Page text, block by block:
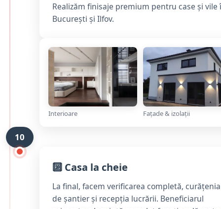
Realizăm finisaje premium pentru case și vile
București și Ilfov.
Interioare Fațade & izolații
10
🔟 Casa la cheie
La final, facem verificarea completă, curățenia
de șantier și recepția lucrării. Beneficiarul